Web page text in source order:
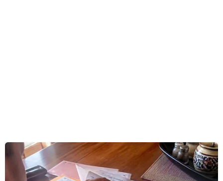
nơi những cuộc tấn công vũ trang bắt đầu từ
ngày 24/3 đã cướp đi sinh mạng của hàng chục
người.